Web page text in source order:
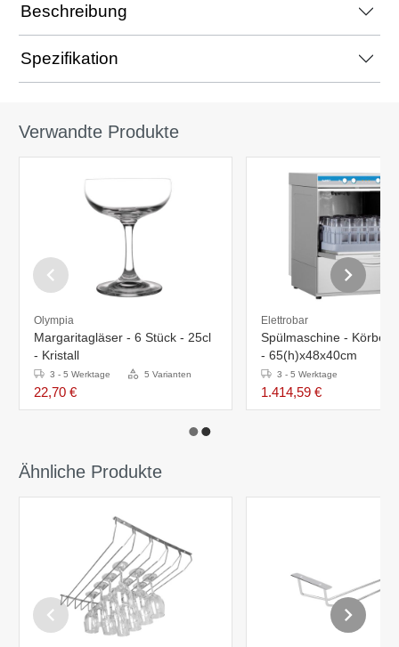
Beschreibung
Spezifikation
Verwandte Produkte
Olympia
Margaritagläser - 6 Stück - 25cl
- Kristall
3 - 5 Werktage 5 Varianten
22,70 €
Elettrobar
Spülmaschine - Körbe
- 65(h)x48x40cm
3 - 5 Werktage
1.414,59 €
Ähnliche Produkte